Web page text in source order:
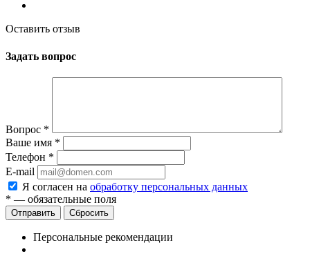
Оставить отзыв
Задать вопрос
Вопрос *
Ваше имя *
Телефон *
E-mail
Я согласен на обработку персональных данных
* — обязательные поля
Сбросить
Персональные рекомендации